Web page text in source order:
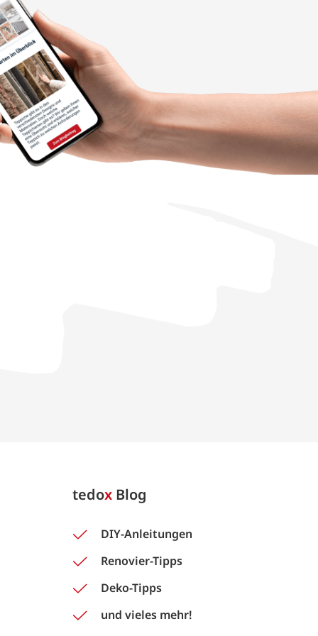
tedox Blog
DIY-Anleitungen
Renovier-Tipps
Deko-Tipps
und vieles mehr!